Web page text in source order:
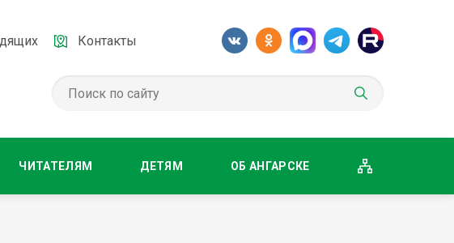
Контакты
ЧИТАТЕЛЯМ ДЕТЯМ ОБ АНГАРСКЕ